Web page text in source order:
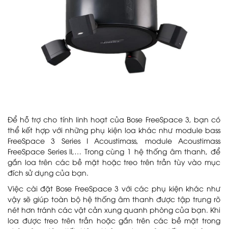
Để hỗ trợ cho tính linh hoạt của Bose FreeSpace 3, bạn có
thể kết hợp với những phụ kiện loa khác như module bass
FreeSpace 3 Series I Acoustimass, module Acoustimass
FreeSpace Series II,… Trong cùng 1 hệ thống âm thanh, để
gắn loa trên các bề mặt hoặc treo trên trần tùy vào mục
đích sử dụng của bạn.
Việc cài đặt Bose FreeSpace 3 với các phụ kiện khác như
vậy sẽ giúp toàn bộ hệ thống âm thanh được tập trung rõ
nét hơn tránh các vật cản xung quanh phòng của bạn. Khi
loa được treo trên trần hoặc gắn trên các bề mặt trong